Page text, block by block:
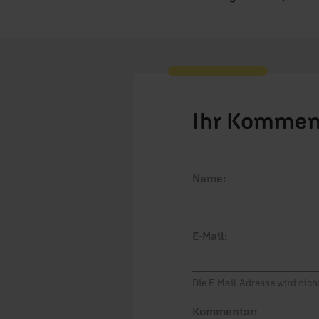
Ihr
Name:
E-Mail:
Die E-Mail-Adresse wird
Kommentar: